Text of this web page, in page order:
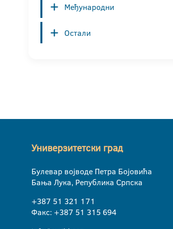
Међународни
Остали
Универзитетски град
Булевар војводе Петра Бојовића
Бања Лука, Република Српска
+387 51 321 171
Факс: +387 51 315 694